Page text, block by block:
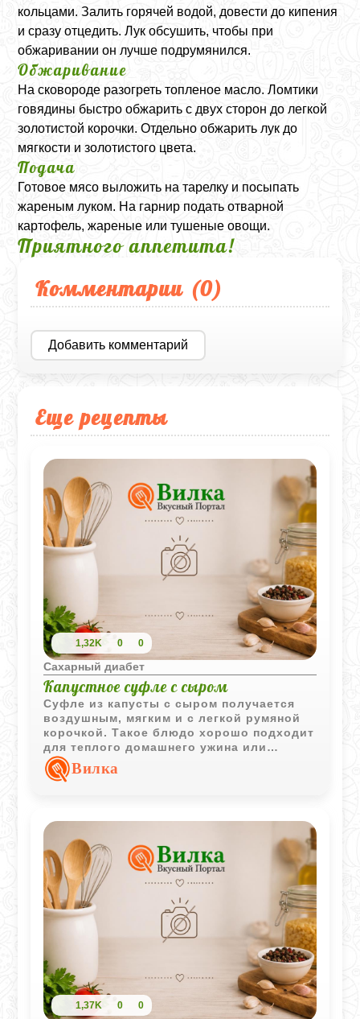
кольцами. Залить горячей водой, довести до кипения
и сразу отцедить. Лук обсушить, чтобы при
обжаривании он лучше подрумянился.
Обжаривание
На сковороде разогреть топленое масло. Ломтики
говядины быстро обжарить с двух сторон до легкой
золотистой корочки. Отдельно обжарить лук до
мягкости и золотистого цвета.
Подача
Готовое мясо выложить на тарелку и посыпать
жареным луком. На гарнир подать отварной
картофель, жареные или тушеные овощи.
Приятного аппетита!
Комментарии (0)
Добавить комментарий
Еще рецепты
1,32K 0 0
Сахарный диабет
Капустное суфле с сыром
Суфле из капусты с сыром получается
воздушным, мягким и с легкой румяной
корочкой. Такое блюдо хорошо подходит
для теплого домашнего ужина или
овощного гарнира.
Вилка
1,37K 0 0